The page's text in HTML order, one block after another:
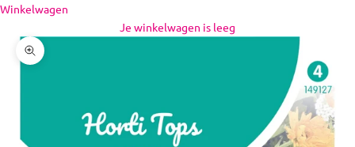
Naar inhoud
Winkelwagen
Je winkelwagen is leeg
In-/uitzoomen